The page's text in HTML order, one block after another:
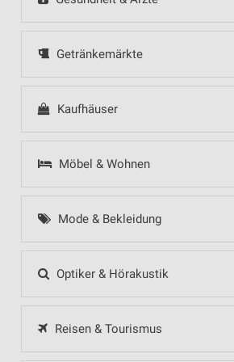
Getränkemärkte
Kaufhäuser
Möbel & Wohnen
Mode & Bekleidung
Optiker & Hörakustik
Reisen & Tourismus